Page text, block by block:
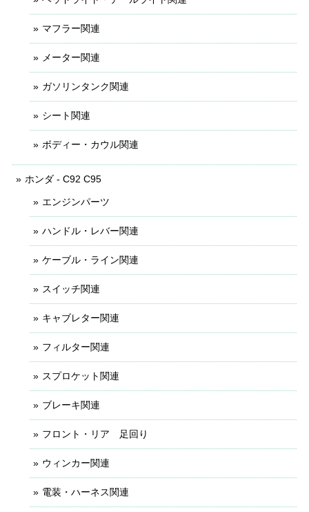
マフラー関連
メーター関連
ガソリンタンク関連
シート関連
ボディー・カウル関連
ホンダ - C92 C95
エンジンパーツ
ハンドル・レバー関連
ケーブル・ライン関連
スイッチ関連
キャブレター関連
フィルター関連
スプロケット関連
ブレーキ関連
フロント・リア 足回り
ウィンカー関連
電装・ハーネス関連